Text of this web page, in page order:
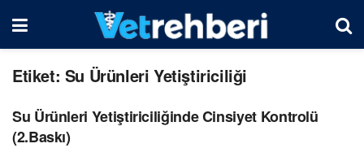
Etiket: Su Ürünleri Yetiştiriciliği
Su Ürünleri Yetiştiriciliğinde Cinsiyet Kontrolü
(2.Baskı)